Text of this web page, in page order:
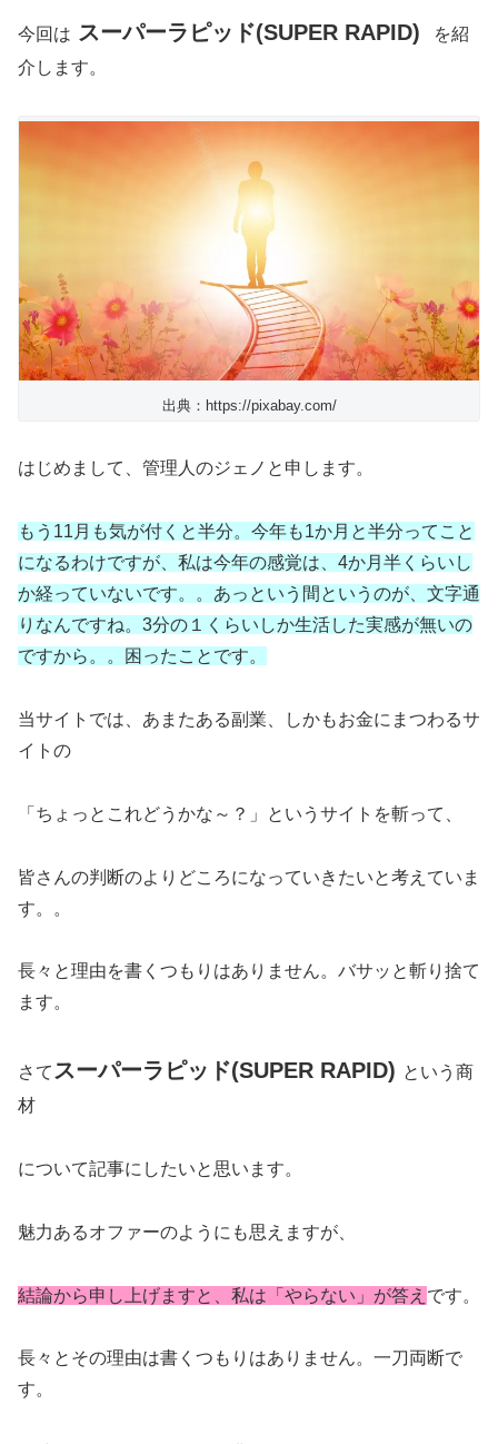
今回は スーパーラピッド(SUPER RAPID)
を紹
介します。
出典：https://pixabay.com/
はじめまして、管理人のジェノと申します。
もう11月も気が付くと半分。今年も1か月と半分ってこと
になるわけですが、私は今年の感覚は、4か月半くらいし
か経っていないです。。あっという間というのが、文字通
りなんですね。3分の１くらいしか生活した実感が無いの
ですから。。困ったことです。
当サイトでは、あまたある副業、しかもお金にまつわるサ
イトの
「ちょっとこれどうかな～？」というサイトを斬って、
皆さんの判断のよりどころになっていきたいと考えていま
す。。
長々と理由を書くつもりはありません。バサッと斬り捨て
ます。
さて スーパーラピッド(SUPER RAPID) という商
材
について記事にしたいと思います。
魅力あるオファーのようにも思えますが、
結論から申し上げますと、私は「やらない」が答え です。
長々とその理由は書くつもりはありません。一刀両断で
す。